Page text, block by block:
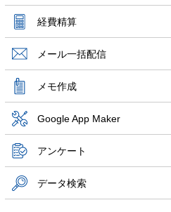
経費精算
メール一括配信
メモ作成
Google App Maker
アンケート
データ検索